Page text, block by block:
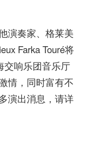
演奏家、格莱美
Farka Touré将
交响乐团音乐厅
情，同时富有不
演出消息，请详